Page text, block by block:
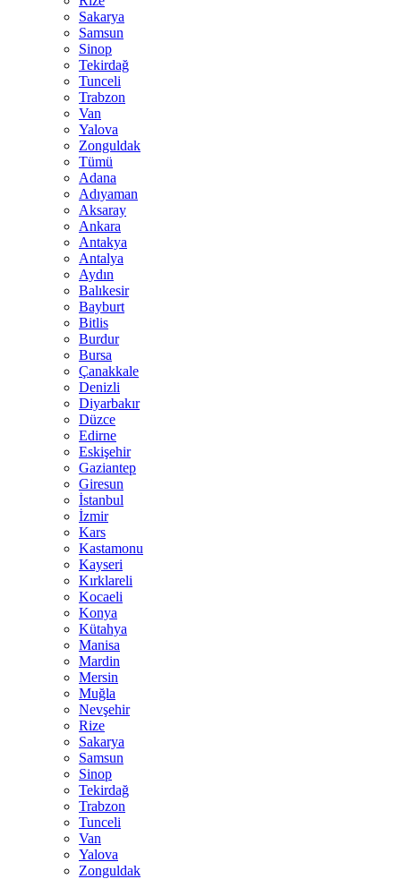
Sakarya
Samsun
Sinop
Tekirdağ
Tunceli
Trabzon
Van
Yalova
Zonguldak
Tümü
Adana
Adıyaman
Aksaray
Ankara
Antakya
Antalya
Aydın
Balıkesir
Bayburt
Bitlis
Burdur
Bursa
Çanakkale
Denizli
Diyarbakır
Düzce
Edirne
Eskişehir
Gaziantep
Giresun
İstanbul
İzmir
Kars
Kastamonu
Kayseri
Kırklareli
Kocaeli
Konya
Kütahya
Manisa
Mardin
Mersin
Muğla
Nevşehir
Rize
Sakarya
Samsun
Sinop
Tekirdağ
Trabzon
Tunceli
Van
Yalova
Zonguldak